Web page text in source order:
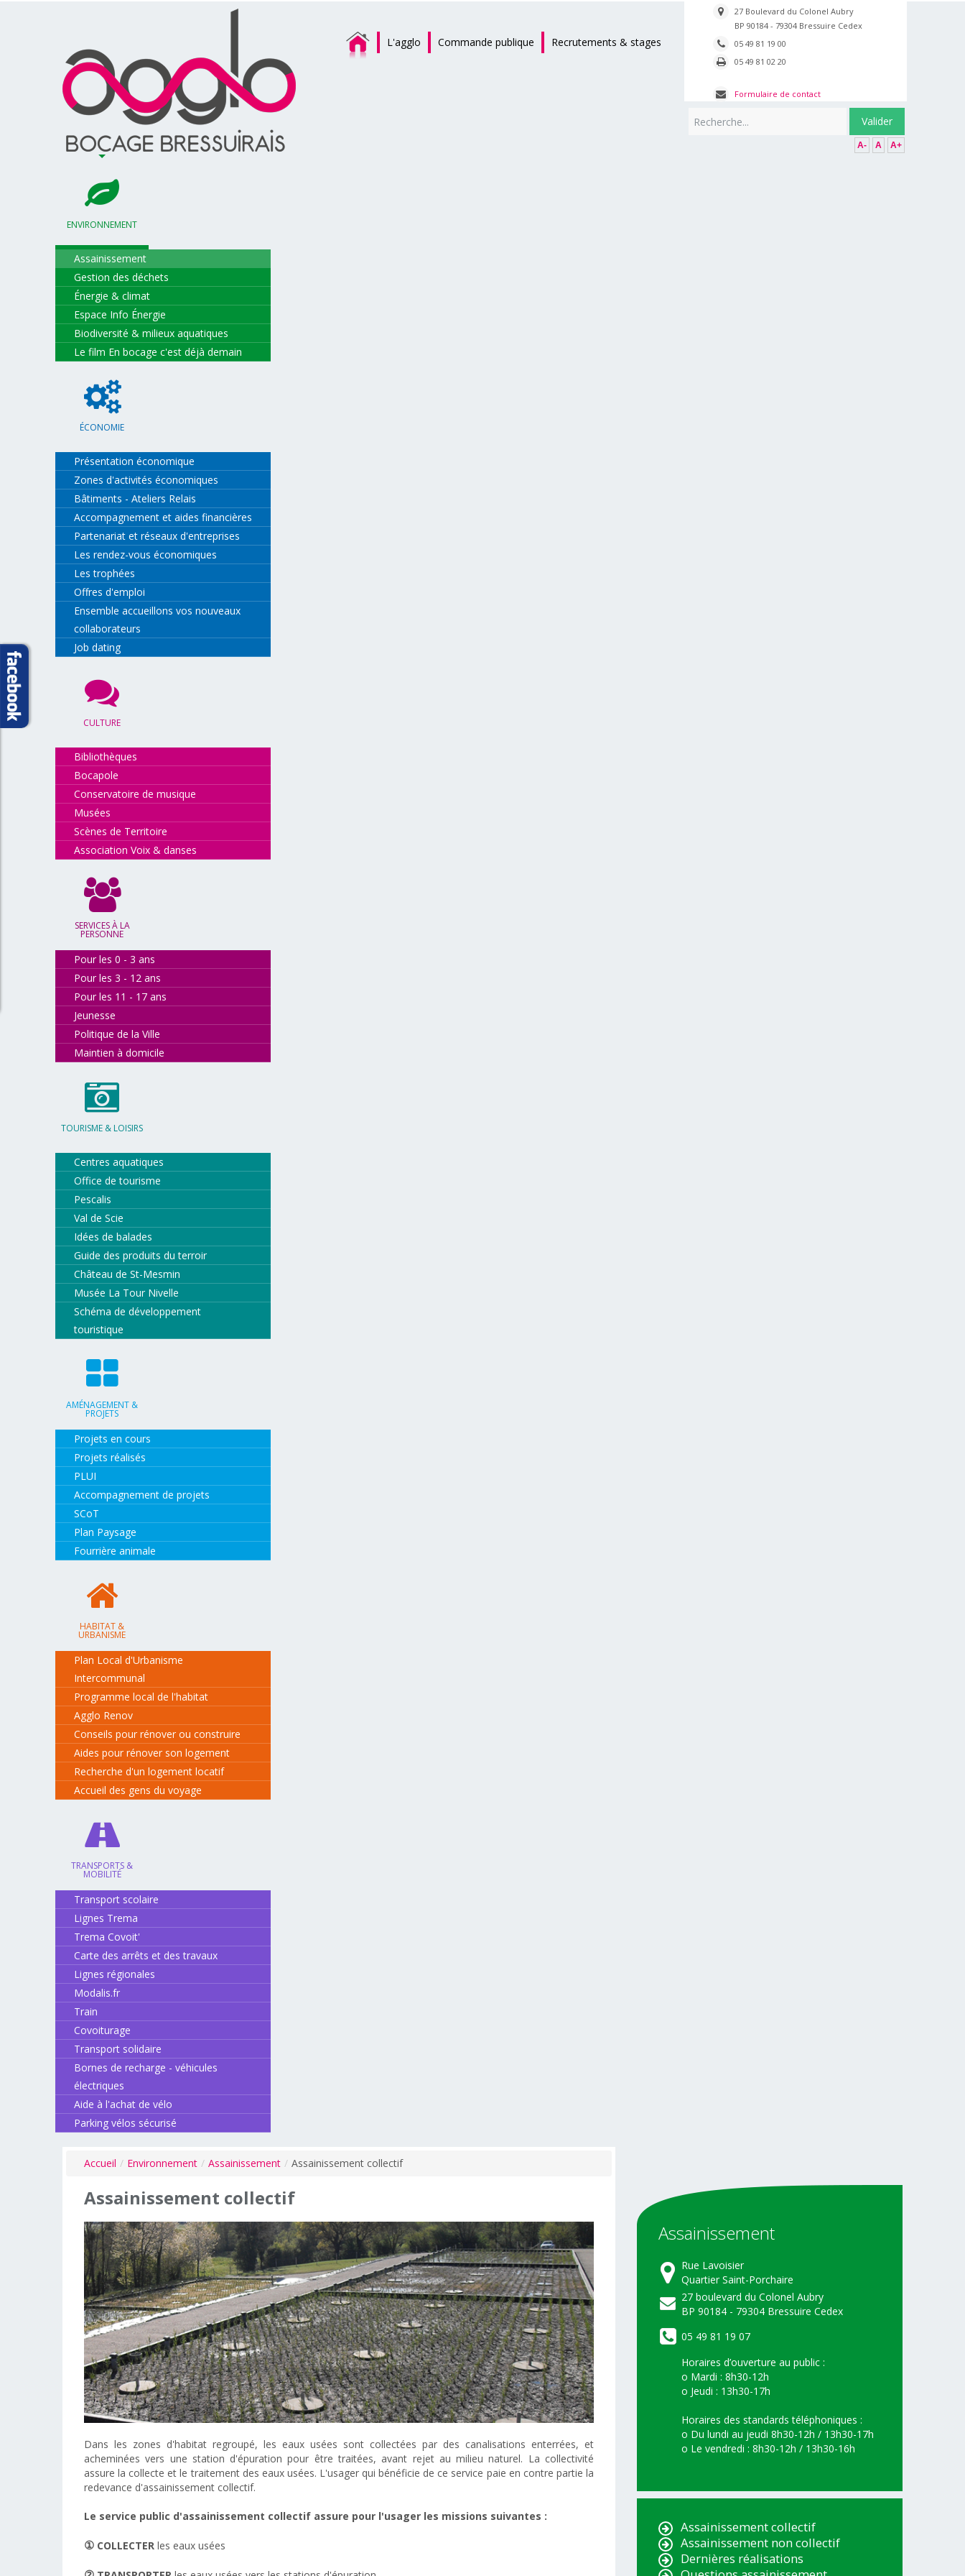
Valider
A- A A+
27 Boulevard du Colonel Aubry
BP 90184 - 79304 Bressuire Cedex
05 49 81 19 00
05 49 81 02 20
Formulaire de contact
L'agglo Commande publique Recrutements & stages
ENVIRONNEMENT
Assainissement
Gestion des déchets
Énergie & climat
Espace Info Énergie
Biodiversité & milieux aquatiques
Le film En bocage c'est déjà demain
ÉCONOMIE
Présentation économique
Zones d'activités économiques
Bâtiments - Ateliers Relais
Accompagnement et aides financières
Partenariat et réseaux d'entreprises
Les rendez-vous économiques
Les trophées
Offres d'emploi
Ensemble accueillons vos nouveaux
collaborateurs
Job dating
CULTURE
Bibliothèques
Bocapole
Conservatoire de musique
Musées
Scènes de Territoire
Association Voix & danses
SERVICES À LA
PERSONNE
Pour les 0 - 3 ans
Pour les 3 - 12 ans
Pour les 11 - 17 ans
Jeunesse
Politique de la Ville
Maintien à domicile
TOURISME & LOISIRS
Centres aquatiques
Office de tourisme
Pescalis
Val de Scie
Idées de balades
Guide des produits du terroir
Château de St-Mesmin
Musée La Tour Nivelle
Schéma de développement
touristique
AMÉNAGEMENT &
PROJETS
Projets en cours
Projets réalisés
PLUI
Accompagnement de projets
SCoT
Plan Paysage
Fourrière animale
HABITAT &
URBANISME
Plan Local d'Urbanisme
Intercommunal
Programme local de l'habitat
Agglo Renov
Conseils pour rénover ou construire
Aides pour rénover son logement
Recherche d'un logement locatif
Accueil des gens du voyage
TRANSPORTS &
MOBILITÉ
Transport scolaire
Lignes Trema
Trema Covoit'
Carte des arrêts et des travaux
Lignes régionales
Modalis.fr
Train
Covoiturage
Transport solidaire
Bornes de recharge - véhicules
électriques
Aide à l'achat de vélo
Parking vélos sécurisé
Accueil / Environnement / Assainissement / Assainissement collectif
Assainissement collectif
Dans les zones d'habitat regroupé, les eaux usées sont collectées par des canalisations enterrées, et
acheminées vers une station d'épuration pour être traitées, avant rejet au milieu naturel. La collectivité
assure la collecte et le traitement des eaux usées. L'usager qui bénéficie de ce service paie en contre partie la
redevance d'assainissement collectif.
Le service public d'assainissement collectif assure pour l'usager les missions suivantes :
① COLLECTER les eaux usées
Assainissement
Rue Lavoisier
Quartier Saint-Porchaire
27 boulevard du Colonel Aubry
BP 90184 - 79304 Bressuire Cedex
05 49 81 19 07
Horaires d’ouverture au public :
o Mardi : 8h30-12h
o Jeudi : 13h30-17h
Horaires des standards téléphoniques :
o Du lundi au jeudi 8h30-12h / 13h30-17h
o Le vendredi : 8h30-12h / 13h30-16h
Assainissement collectif
Assainissement non collectif
Dernières réalisations